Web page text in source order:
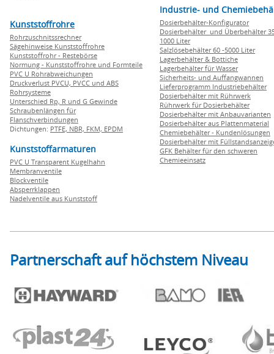
Kunststoffrohre
Rohrzuschnitssrechner
Sägehinweise Kunststoffrohre
Kunststoffrohr - Restebörse
Normung - Kunststoffrohre und Formteile
PVC U Rohrabweichungen
Druckverlust PVCU, PVCC und ABS
Rohrsysteme
Unterschied Rp, R und G Gewinde
Schraubenlängen für
Flanschverbindungen
Dichtungen: PTFE, NBR, FKM, EPDM
Kunststoffarmaturen
PVC U Transparent Kugelhahn
Membranventile
Blockventile
Absperrklappen
Nadelventile aus Kunststoff
Industrie- und
Dosierbehälter-Konfigurator
Dosierbehälter und Überbehälter
1000 Liter
Salzlösebehälter 60 -5000 Liter
Lagerbehälter & Bottiche
Lagerbehälter für Wasser
Sicherheits- und Auffangwannen
Lieferprogramm Industriebehälter
Dosierbehälter mit Rührwerk
Rührwerk für Dosierbehälter
Dosierbehälter mit Anbauvarianten
Dosierbehälter aus Plattenmaterial
Chemiebehälter - Kundenlösungen
Dosierbehälter mit
GFK Behälter für den schweren
Chemieeinsatz
Partnerschaft auf höchstem Niveau